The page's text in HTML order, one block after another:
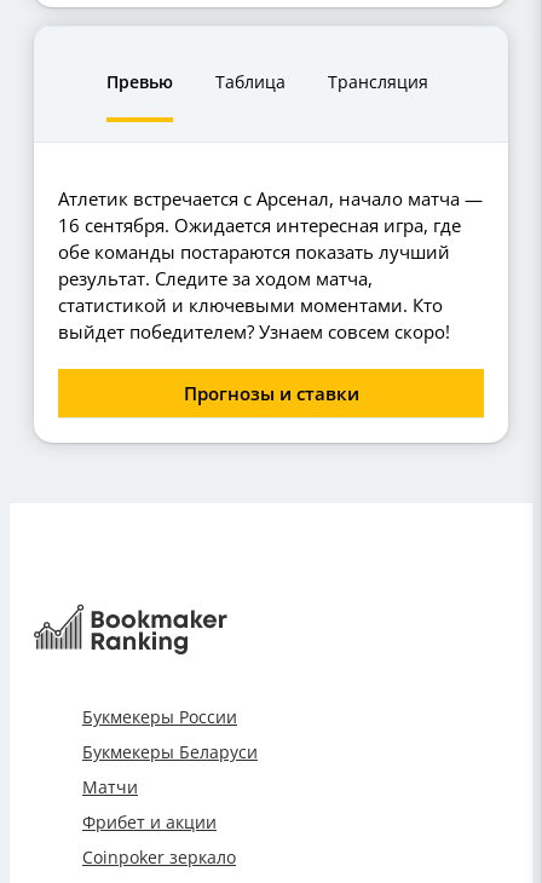
Превью Таблица Трансляция
Атлетик встречается с Арсенал, начало матча —
16 сентября. Ожидается интересная игра, где
обе команды постараются показать лучший
результат. Следите за ходом матча,
статистикой и ключевыми моментами. Кто
выйдет победителем? Узнаем совсем скоро!
Прогнозы и ставки
Букмекеры России
Букмекеры Беларуси
Матчи
Фрибет и акции
Coinpoker зеркало